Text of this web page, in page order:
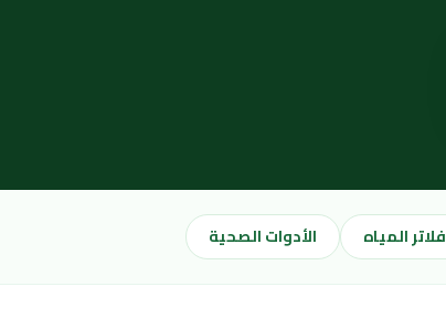
فلاتر المياه الأدوات الصحية